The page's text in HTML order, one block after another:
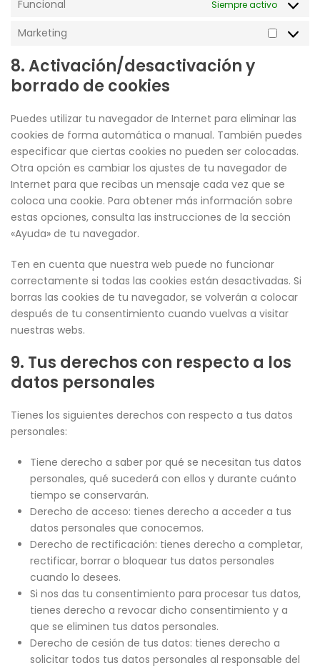
Funcional Siempre activo
Marketing
8. Activación/desactivación y
borrado de cookies
Puedes utilizar tu navegador de Internet para eliminar las
cookies de forma automática o manual. También puedes
especificar que ciertas cookies no pueden ser colocadas.
Otra opción es cambiar los ajustes de tu navegador de
Internet para que recibas un mensaje cada vez que se
coloca una cookie. Para obtener más información sobre
estas opciones, consulta las instrucciones de la sección
«Ayuda» de tu navegador.
Ten en cuenta que nuestra web puede no funcionar
correctamente si todas las cookies están desactivadas. Si
borras las cookies de tu navegador, se volverán a colocar
después de tu consentimiento cuando vuelvas a visitar
nuestras webs.
9. Tus derechos con respecto a los
datos personales
Tienes los siguientes derechos con respecto a tus datos
personales:
Tiene derecho a saber por qué se necesitan tus datos
personales, qué sucederá con ellos y durante cuánto
tiempo se conservarán.
Derecho de acceso: tienes derecho a acceder a tus
datos personales que conocemos.
Derecho de rectificación: tienes derecho a completar,
rectificar, borrar o bloquear tus datos personales
cuando lo desees.
Si nos das tu consentimiento para procesar tus datos,
tienes derecho a revocar dicho consentimiento y a
que se eliminen tus datos personales.
Derecho de cesión de tus datos: tienes derecho a
solicitar todos tus datos personales al responsable del